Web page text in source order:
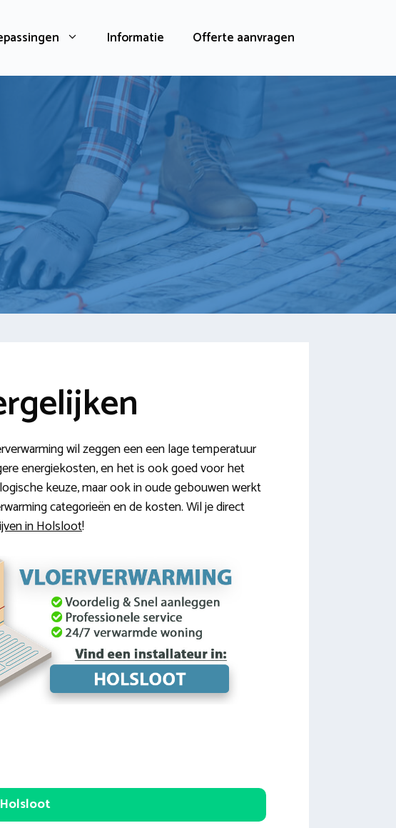
Informatie Offerte aanvragen
wil zeggen een een lage temperatuur
energiekosten, en het is ook goed voor het
keuze, maar ook in oude gebouwen werkt
categorieën en de kosten. Wil je direct
in Holsloot!